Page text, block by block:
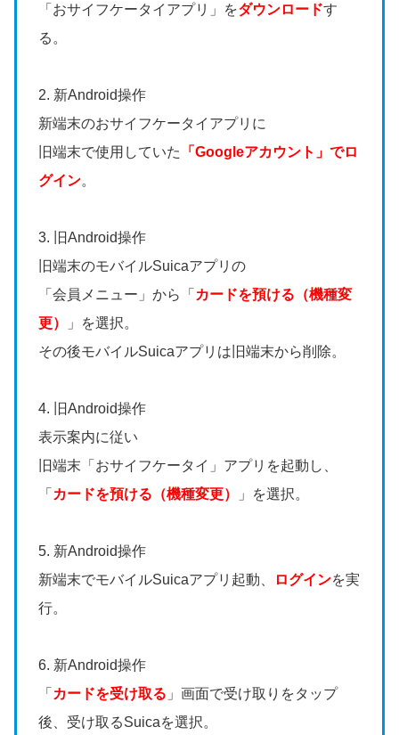
「おサイフケータイアプリ」をダウンロードす
る。
2. 新Android操作
新端末のおサイフケータイアプリに
旧端末で使用していた
「Googleアカウント」でロ
グイン。
3. 旧Android操作
旧端末のモバイルSuicaアプリの
「会員メニュー」から「 カードを預ける（機種変
更）
」を選択。
その後モバイルSuicaアプリは旧端末から削除。
4. 旧Android操作
表示案内に従い
旧端末「おサイフケータイ」アプリを起動し、
「 カードを預ける（機種変更） 」を選択。
5. 新Android操作
新端末でモバイルSuicaアプリ起動、
ログインを実
行。
6. 新Android操作
「 カードを受け取る 」画面で受け取りをタップ
後、受け取るSuicaを選択。